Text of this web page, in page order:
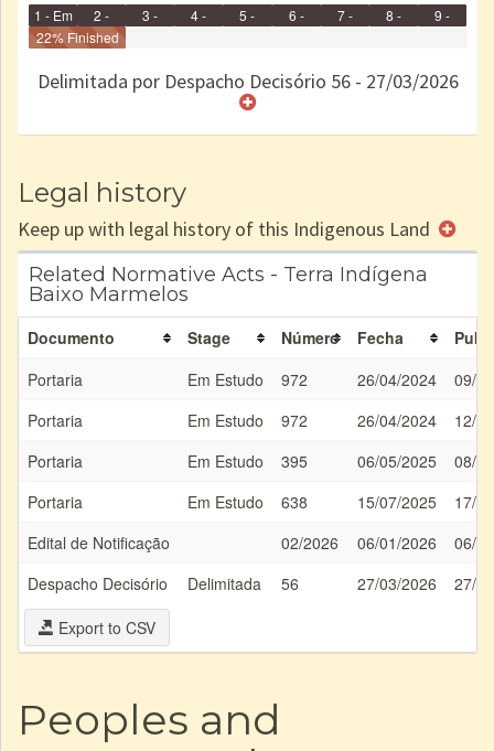
1 - Em
Identificação
2 -
Identificada
3 -
4 -
5 -
6 -
e/ou
7 -
8 -
9 -
22% Finished
Delimitada por Despacho Decisório 56 - 27/03/2026
Legal history
Keep up with legal history of this Indigenous Land
Related Normative Acts - Terra Indígena
Baixo Marmelos
Documento Stage Número Fecha
Portaria
Em Estudo 972 26/04/2024
09/
Portaria
Em Estudo 972 26/04/2024
12/
Portaria
Em Estudo 395 06/05/2025
08/
Portaria
Em Estudo 638 15/07/2025
17/
Edital de Notificação
02/2026 06/01/2026
06/
Despacho Decisório
Delimitada 56 27/03/2026
27/
Export to CSV
Peoples and